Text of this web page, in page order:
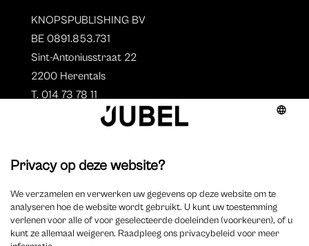
KNOPSPUBLISHING BV
BE 0891.853.731
Sint-Antoniusstraat 22
2200 Herentals
T. 014 73 78 11
Aperçu des auteurs
Devenir auteur ?